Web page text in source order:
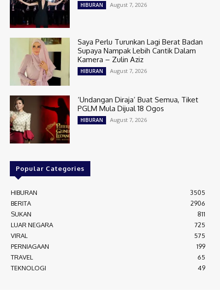
HIBURAN August 7, 2026
Saya Perlu Turunkan Lagi Berat Badan
Supaya Nampak Lebih Cantik Dalam
Kamera – Zulin Aziz
HIBURAN August 7, 2026
‘Undangan Diraja’ Buat Semua, Tiket
PGLM Mula Dijual 18 Ogos
HIBURAN August 7, 2026
Popular Categories
HIBURAN
3505
BERITA
2906
SUKAN
811
LUAR NEGARA
725
VIRAL
575
PERNIAGAAN
199
TRAVEL
65
TEKNOLOGI
49